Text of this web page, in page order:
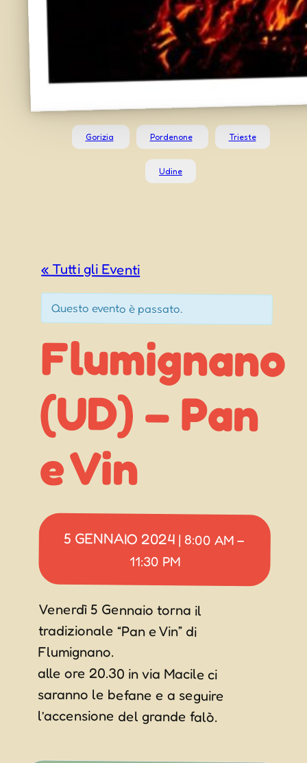
Gorizia Pordenone Trieste
Udine
« Tutti gli Eventi
Questo evento è passato.
Flumignano
(UD) – Pan
e Vin
5 GENNAIO 2024 | 8:00 AM–
11:30 PM
Venerdì 5 Gennaio torna il
tradizionale “Pan e Vin” di
Flumignano.
alle ore 20.30 in via Macile ci
saranno le befane e a seguire
l’accensione del grande falò.